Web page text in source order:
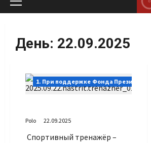
Основное
День: 22.09.2025
1. При поддержке Фонда
Polo 22.09.2025
Спортивный тренажёр –